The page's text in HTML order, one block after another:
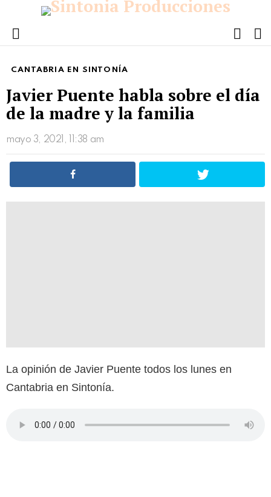
Menu
CANTABRIA EN SINTONÍA
Javier Puente habla sobre el día
de la madre y la familia
mayo 3, 2021, 11:38 am
La opinión de Javier Puente todos los lunes en
Cantabria en Sintonía.